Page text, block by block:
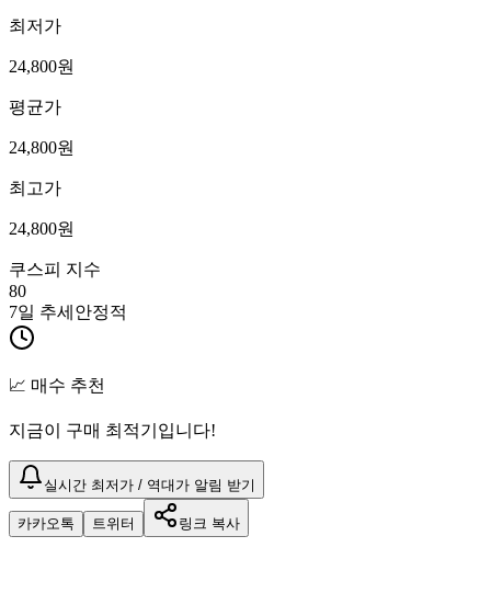
최저가
24,800원
평균가
24,800원
최고가
24,800원
쿠스피 지수
80
7일 추세 안정적
📈 매수 추천
지금이 구매 최적기입니다!
실시간 최저가 / 역대가 알림 받기
카카오톡 트위터 링크 복사